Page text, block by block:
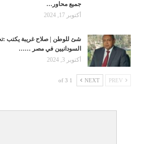
جميع محاور…
أكتوبر 17, 2024
شئ للوطن | صلاح غريبة يكتب
السودانيين في مصر ……
أكتوبر 3, 2024
NEXT
1 of 3